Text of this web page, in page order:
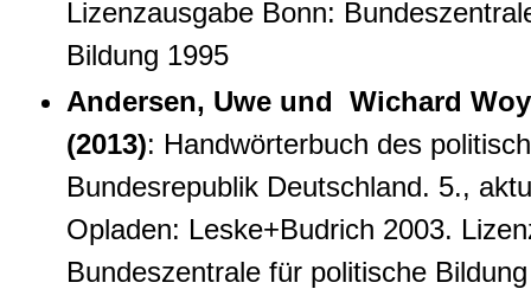
Lizenzausgabe Bonn:
Bildung 1995
Andersen, Uwe und Wichard
(2013): Handwörterbuch des
Bundesrepublik Deutschland. 5.,
Opladen: Leske+Budrich 2003.
Bundeszentrale für politische